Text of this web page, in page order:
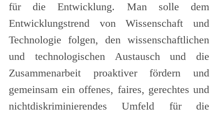
für die Entwicklung. Man solle dem
Entwicklungstrend von Wissenschaft und
Technologie folgen, den wissenschaftlichen
und technologischen Austausch und die
Zusammenarbeit proaktiver fördern und
gemeinsam ein offenes, faires, gerechtes und
nichtdiskriminierendes Umfeld für die